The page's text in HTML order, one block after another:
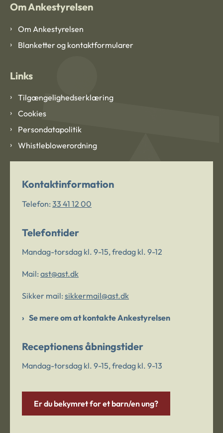
Om Ankestyrelsen
Om Ankestyrelsen
Blanketter og kontaktformularer
Links
Tilgængelighedserklæring
Cookies
Persondatapolitik
Whistleblowerordning
Kontaktinformation
Telefon: 33 41 12 00
Telefontider
Mandag-torsdag kl. 9-15, fredag kl. 9-12
Mail: ast@ast.dk
Sikker mail: sikkermail@ast.dk
Se mere om at kontakte Ankestyrelsen
Receptionens åbningstider
Mandag-torsdag kl. 9-15, fredag kl. 9-13
Er du bekymret for et barn/en ung?